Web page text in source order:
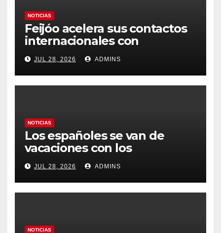
NOTICIAS
Feijóo acelera sus contactos
internacionales con
Latinoamérica como socio
prioritario en su agenda de
gobierno
JUL 28, 2026 ADMINS
NOTICIAS
Los españoles se van de
vacaciones con los
carburantes hasta un 21%
más caros que el año pasado
y los hoteles disparados
JUL 28, 2026 ADMINS
NOTICIAS